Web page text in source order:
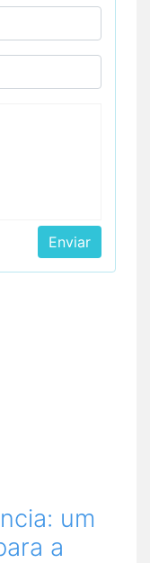
Enviar
um
a